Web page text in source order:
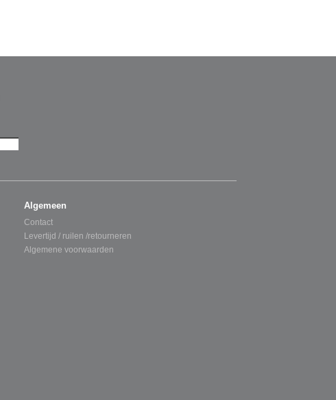
Algemeen
Contact
Levertijd / ruilen /retourneren
Algemene voorwaarden